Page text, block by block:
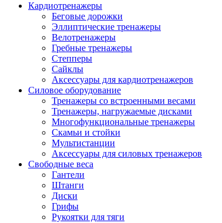
Кардиотренажеры
Беговые дорожки
Эллиптические тренажеры
Велотренажеры
Гребные тренажеры
Степперы
Сайклы
Аксессуары для кардиотренажеров
Силовое оборудование
Тренажеры со встроенными весами
Тренажеры, нагружаемые дисками
Многофункциональные тренажеры
Скамьи и стойки
Мультистанции
Аксессуары для силовых тренажеров
Свободные веса
Гантели
Штанги
Диски
Грифы
Рукоятки для тяги